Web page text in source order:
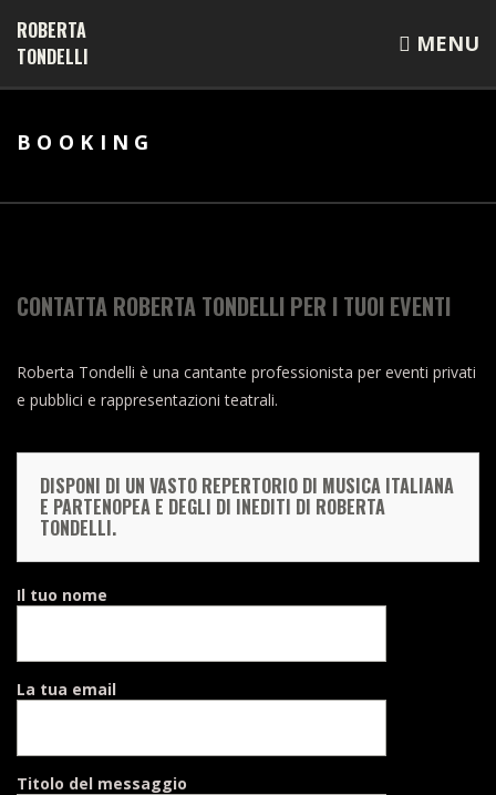
ROBERTA
TONDELLI
MENU
BOOKING
CONTATTA ROBERTA TONDELLI PER I TUOI EVENTI
Roberta Tondelli è una cantante professionista per eventi privati
e pubblici e rappresentazioni teatrali.
DISPONI DI UN VASTO REPERTORIO DI MUSICA ITALIANA
E PARTENOPEA E DEGLI DI INEDITI DI ROBERTA
TONDELLI.
Il tuo nome
La tua email
Titolo del messaggio